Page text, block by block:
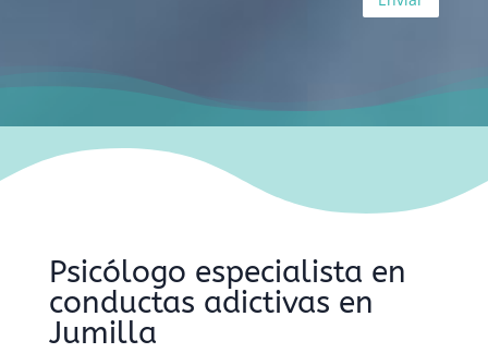
Psicólogo especialista en
conductas adictivas en
Jumilla